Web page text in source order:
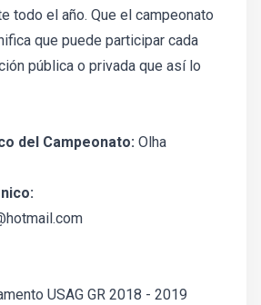
todo el año. Que el campeonato
que puede participar cada
pública o privada que así lo
del Campeonato: Olha
USAG GR 2018 - 2019